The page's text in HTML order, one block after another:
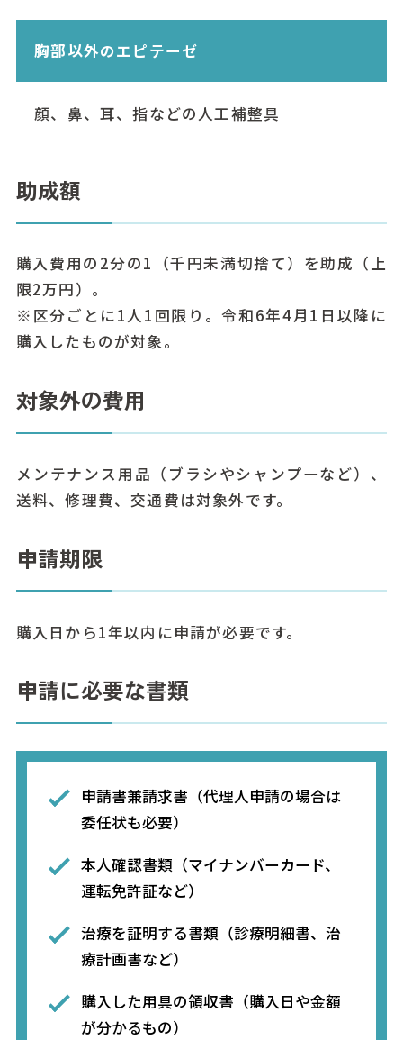
胸部以外のエピテーゼ
顔、鼻、耳、指などの人工補整具
助成額
購入費用の2分の1（千円未満切捨て）を助成（上
限2万円）。
※区分ごとに1人1回限り。令和6年4月1日以降に
購入したものが対象。
対象外の費用
メンテナンス用品（ブラシやシャンプーなど）、
送料、修理費、交通費は対象外です。
申請期限
購入日から1年以内に申請が必要です。
申請に必要な書類
申請書兼請求書（代理人申請の場合は
委任状も必要）
本人確認書類（マイナンバーカード、
運転免許証など）
治療を証明する書類（診療明細書、治
療計画書など）
購入した用具の領収書（購入日や金額
が分かるもの）